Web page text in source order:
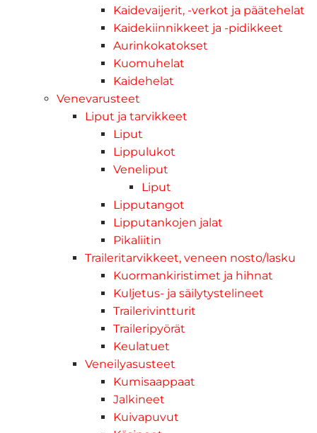
Kaidevaijerit, -verkot ja päätehelat
Kaidekiinnikkeet ja -pidikkeet
Aurinkokatokset
Kuomuhelat
Kaidehelat
Venevarusteet
Liput ja tarvikkeet
Liput
Lippulukot
Veneliput
Liput
Lipputangot
Lipputankojen jalat
Pikaliitin
Traileritarvikkeet, veneen nosto/lasku
Kuormankiristimet ja hihnat
Kuljetus- ja säilytystelineet
Trailerivintturit
Traileripyörät
Keulatuet
Veneilyasusteet
Kumisaappaat
Jalkineet
Kuivapuvut